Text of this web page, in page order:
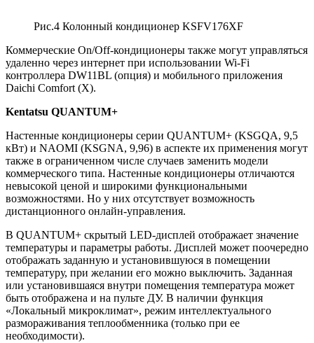
Рис.4 Колонный кондиционер KSFV176XF
Коммерческие On/Off-кондиционеры также могут управляться
удаленно через интернет при использовании Wi-Fi
контроллера DW11BL (опция) и мобильного приложения
Daichi Comfort (X).
Kentatsu QUANTUM+
Настенные кондиционеры серии QUANTUM+ (KSGQA, 9,5
кВт) и NAOMI (KSGNA, 9,96) в аспекте их применения могут
также в ограниченном числе случаев заменить модели
коммерческого типа. Настенные кондиционеры отличаются
невысокой ценой и широкими функциональными
возможностями. Но у них отсутствует возможность
дистанционного онлайн-управления.
В QUANTUM+ скрытый LED-дисплей отображает значение
температуры и параметры работы. Дисплей может поочередно
отображать заданную и установившуюся в помещении
температуру, при желании его можно выключить. Заданная
или установившаяся внутри помещения температура может
быть отображена и на пульте ДУ. В наличии функция
«Локальный микроклимат», режим интеллектуального
размораживания теплообменника (только при ее
необходимости).